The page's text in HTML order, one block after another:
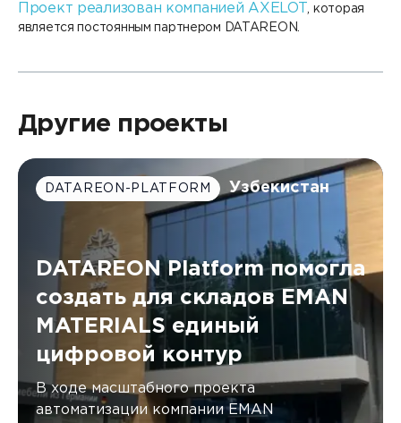
Проект реализован компанией AXELOT , которая
является постоянным партнером DATAREON.
Другие проекты
DATAREON-PLATFORM Узбекистан
DATAREON Platform помогла
создать для складов EMAN
MATERIALS единый
цифровой контур
В ходе масштабного проекта
автоматизации компании EMAN